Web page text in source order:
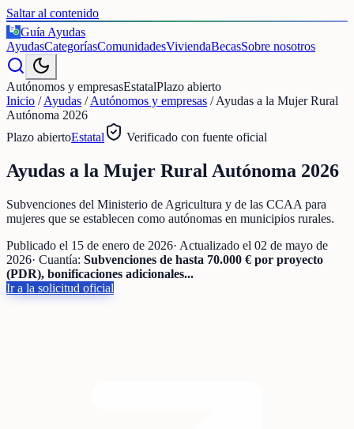
Saltar al contenido
€
Guía Ayudas
AyudasCategoríasComunidadesViviendaBecasSobre nosotros
Autónomos y empresasEstatalPlazo abierto
Inicio /Ayudas /Autónomos y empresas /Ayudas a la Mujer Rural
Autónoma 2026
Plazo abiertoEstatal Verificado con fuente oficial
Ayudas a la Mujer Rural Autónoma 2026
Subvenciones del Ministerio de Agricultura y de las CCAA para
mujeres que se establecen como autónomas en municipios rurales.
Publicado el 15 de enero de 2026· Actualizado el 02 de mayo de
2026· Cuantía: Subvenciones de hasta 70.000 € por proyecto
(PDR), bonificaciones adicionales...
Ir a la solicitud oficial